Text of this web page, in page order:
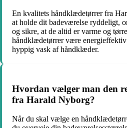
En kvalitets håndklædetørrer fra
at holde dit badeværelse ryddeligt,
og sikre, at de altid er varme og
håndklædetørrer være
hyppig vask af håndklæder.
Hvordan vælger man den
fra Harald Nyborg?
Når du skal vælge en